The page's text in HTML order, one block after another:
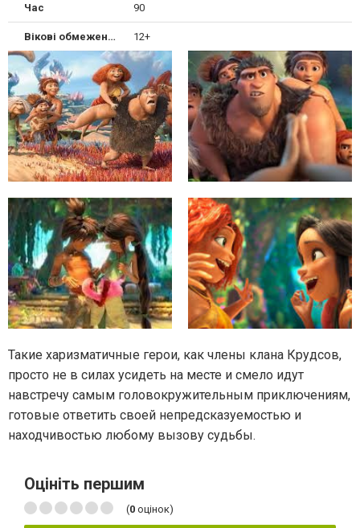
Час 90
Вікові обмеження 12+
Такие харизматичные герои, как члены клана Крудсов,
просто не в силах усидеть на месте и смело идут
навстречу самым головокружительным приключениям,
готовые ответить своей непредсказуемостью и
находчивостью любому вызову судьбы.
Оцініть першим
(0 оцінок)